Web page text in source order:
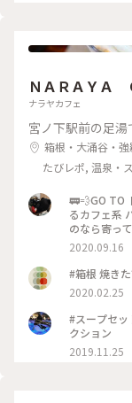
ＮＡＲＡＹＡ
ナラヤカフェ
宮ノ下駅前の足
箱根・大涌谷・
たびレポ, 温泉・
🚃💨GO TO トラベルで箱根へ 【宮ノ下】NARAYA CAFE 『ふ
るカフェ系 ハルさんの休日』で登場したカフェ。箱根に行く
のなら寄ってみたい🎵 2001年まで
館】だった
ホテル】日
旅館の従業
【１枚目の
です。だからパリパリ(^^)d
宮ノ下は豊
あるんです
にしたそうです。 なーるほど😃💡 【２枚目の
お見苦しいのですが、
2020.09.16
#箱根
2020.02.25
#スープセッ
クション
2019.11.25